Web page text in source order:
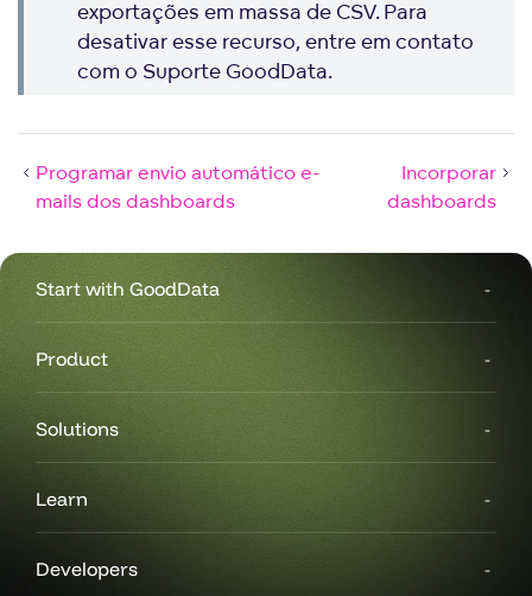
exportações em massa de CSV. Para
desativar esse recurso, entre em contato
com o Suporte GoodData.
Programar envio automático e-
mails dos dashboards
Incorporar
dashboards
Start with GoodData
Product
Solutions
Learn
Developers